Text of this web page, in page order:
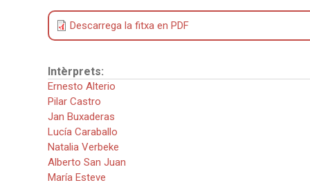
Descarrega la fitxa en PDF
Intèrprets:
Ernesto Alterio
Pilar Castro
Jan Buxaderas
Lucía Caraballo
Natalia Verbeke
Alberto San Juan
María Esteve